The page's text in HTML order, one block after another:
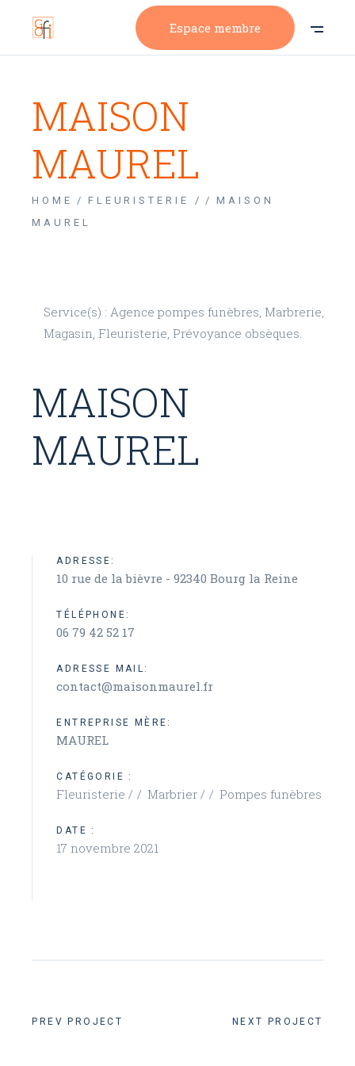
Espace membre
MAISON
MAUREL
HOME FLEURISTERIE /
MAISON
MAUREL
Service(s) : Agence pompes funèbres, Marbrerie,
Magasin, Fleuristerie, Prévoyance obsèques.
MAISON
MAUREL
ADRESSE:
10 rue de la bièvre - 92340 Bourg la Reine
TÉLÉPHONE:
06 79 42 52 17
ADRESSE MAIL:
contact@maisonmaurel.fr
ENTREPRISE MÈRE:
MAUREL
CATÉGORIE :
Fleuristerie / Marbrier / Pompes funèbres
DATE :
17 novembre 2021
PREV PROJECT NEXT PROJECT